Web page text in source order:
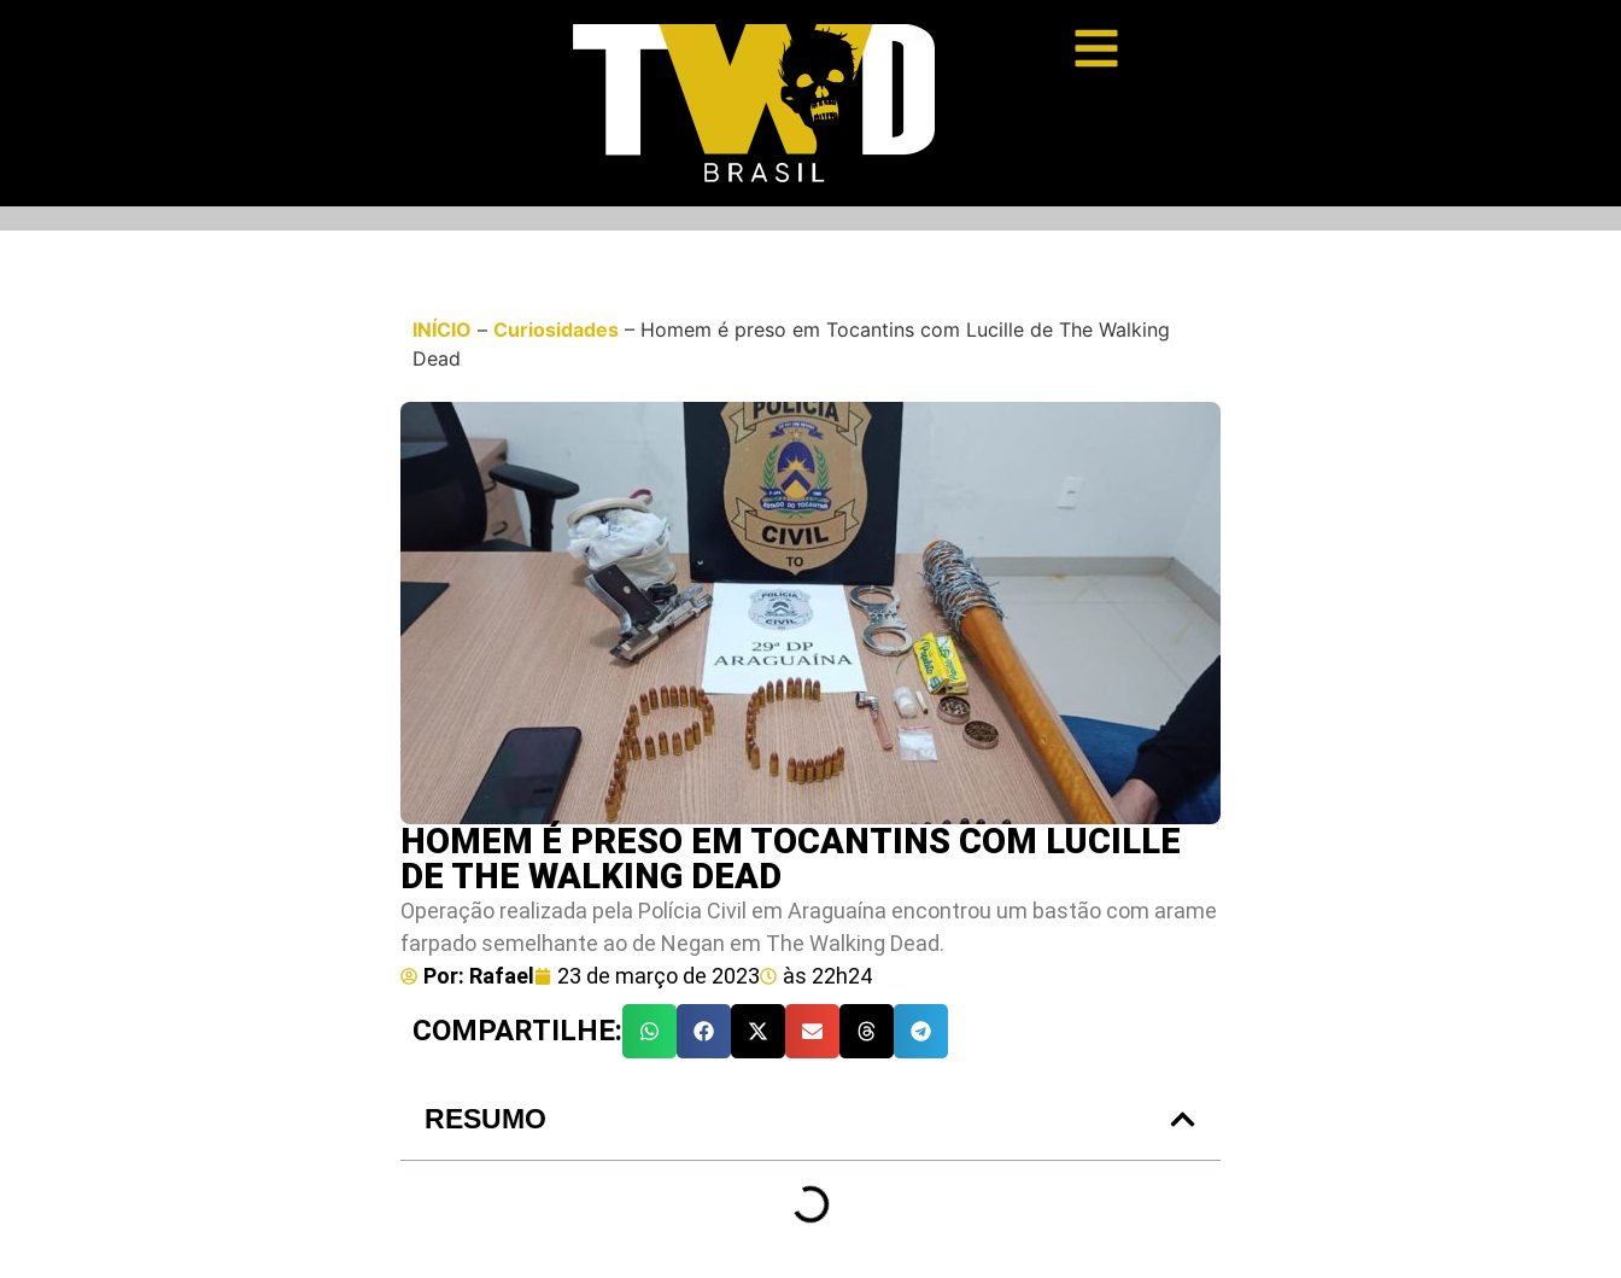
INÍCIO – Curiosidades – Homem é preso em Tocantins com Lucille de The Walking
Dead
HOMEM É PRESO EM TOCANTINS COM LUCILLE
DE THE WALKING DEAD
Operação realizada pela Polícia Civil em Araguaína encontrou um bastão com arame
farpado semelhante ao de Negan em The Walking Dead.
Por: Rafael 23 de março de 2023 às 22h24
COMPARTILHE:
RESUMO